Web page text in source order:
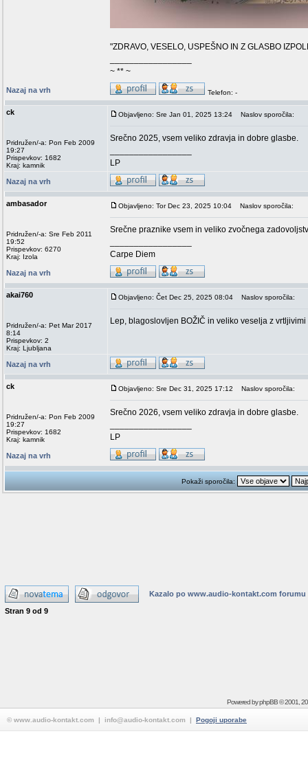
"ZDRAVO, VESELO, USPEŠNO IN Z GLASBO
~ ** ~
Nazaj na vrh Telefon: -
ck
Pridružen/-a: Pon Feb 2009
19:27
Prispevkov: 1682
Kraj: kamnik
Objavljeno: Sre Jan 01, 2025 13:24 Naslov sporočila:
Srečno 2025, vsem veliko zdravja in dobre glasbe.
LP
Nazaj na vrh
ambasador
Pridružen/-a: Sre Feb 2011
19:52
Prispevkov: 6270
Kraj: Izola
Objavljeno: Tor Dec 23, 2025 10:04 Naslov sporočila:
Srečne praznike vsem in veliko zvočnega
Carpe Diem
Nazaj na vrh
akai760
Pridružen/-a: Pet Mar 2017
8:14
Prispevkov: 2
Kraj: Ljubljana
Objavljeno: Čet Dec 25, 2025 08:04 Naslov sporočila:
Lep, blagoslovljen BOŽIČ in veliko veselja z
Nazaj na vrh
ck
Pridružen/-a: Pon Feb 2009
19:27
Prispevkov: 1682
Kraj: kamnik
Objavljeno: Sre Dec 31, 2025 17:12 Naslov sporočila:
Srečno 2026, vsem veliko zdravja in dobre glasbe.
LP
Nazaj na vrh
Pokaži sporočila:
Kazalo po www.audio-kontakt.com forumu
Stran 9 od 9
Powered byphpBB© 2001,
© www.audio-kontakt.com | info@audio-kontakt.com | Pogoji uporabe